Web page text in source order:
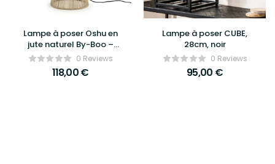
Lampe à poser Oshu en
jute naturel By-Boo –
Ambiance bohème &
lumière douce
0 Reviews
118,00€
Lampe à poser CUBE,
28cm, noir
0 Reviews
95,00 €